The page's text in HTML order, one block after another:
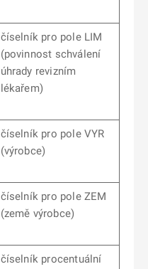
číselník pro pole LIM
(povinnost schválení
úhrady revizním
lékařem)
číselník pro pole VYR
(výrobce)
číselník pro pole ZEM
(země výrobce)
číselník procentuální